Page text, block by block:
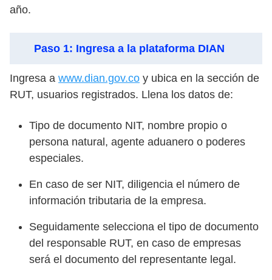
año.
Paso 1: Ingresa a la plataforma DIAN
Ingresa a www.dian.gov.co y ubica en la sección de
RUT, usuarios registrados. Llena los datos de:
Tipo de documento NIT, nombre propio o
persona natural, agente aduanero o poderes
especiales.
En caso de ser NIT, diligencia el número de
información tributaria de la empresa.
Seguidamente selecciona el tipo de documento
del responsable RUT, en caso de empresas
será el documento del representante legal.